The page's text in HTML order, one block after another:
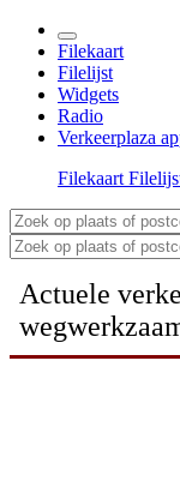
Filekaart
Filelijst
Widgets
Radio
Verkeerplaza
Filekaart
Actuele